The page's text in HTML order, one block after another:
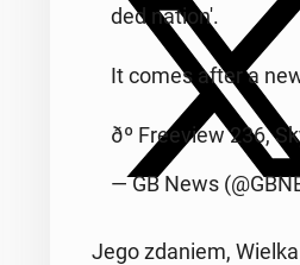
ded nation'.
It comes after a
ðº Fre­eview 236,
— GB News
Jego zdaniem,